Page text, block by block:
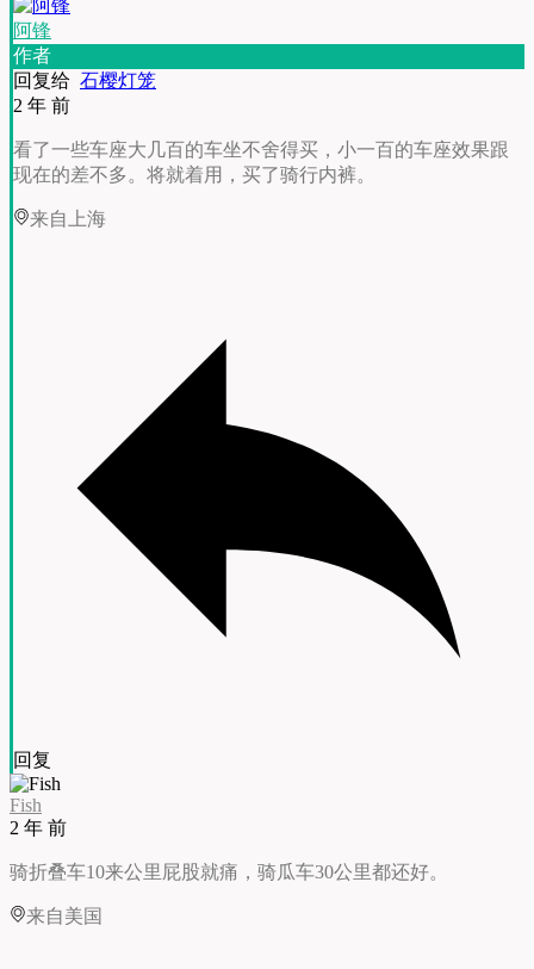
阿锋
作者
回复给 石樱灯笼
2 年 前
看了一些车座大几百的车坐不舍得买，小一百的车座效果跟
现在的差不多。将就着用，买了骑行内裤。
来自上海
回复
Fish
2 年 前
骑折叠车10来公里屁股就痛，骑瓜车30公里都还好。
来自美国